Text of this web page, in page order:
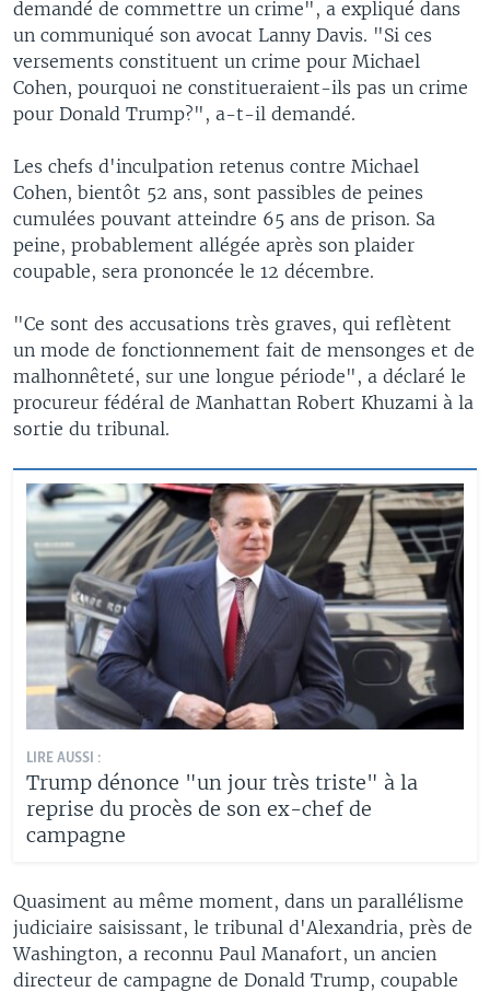
demandé de commettre un crime", a expliqué dans
un communiqué son avocat Lanny Davis. "Si ces
versements constituent un crime pour Michael
Cohen, pourquoi ne constitueraient-ils pas un crime
pour Donald Trump?", a-t-il demandé.
Les chefs d'inculpation retenus contre Michael
Cohen, bientôt 52 ans, sont passibles de peines
cumulées pouvant atteindre 65 ans de prison. Sa
peine, probablement allégée après son plaider
coupable, sera prononcée le 12 décembre.
"Ce sont des accusations très graves, qui reflètent
un mode de fonctionnement fait de mensonges et de
malhonnêteté, sur une longue période", a déclaré le
procureur fédéral de Manhattan Robert Khuzami à la
sortie du tribunal.
LIRE AUSSI :
Trump dénonce "un jour très triste" à la
reprise du procès de son ex-chef de
campagne
Quasiment au même moment, dans un parallélisme
judiciaire saisissant, le tribunal d'Alexandria, près de
Washington, a reconnu Paul Manafort, un ancien
directeur de campagne de Donald Trump, coupable